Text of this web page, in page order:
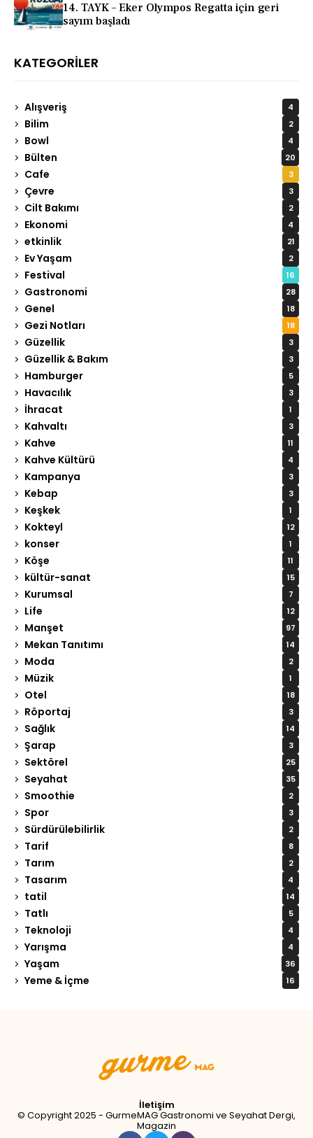
14. TAYK – Eker Olympos Regatta için geri
sayım başladı
KATEGORILER
Alışveriş 4
Bilim 2
Bowl 4
Bülten 20
Cafe 3
Çevre 3
Cilt Bakımı 2
Ekonomi 4
etkinlik 21
Ev Yaşam 2
Festival 16
Gastronomi 28
Genel 18
Gezi Notları 18
Güzellik 3
Güzellik & Bakım 3
Hamburger 5
Havacılık 3
İhracat 1
Kahvaltı 3
Kahve 11
Kahve Kültürü 4
Kampanya 3
Kebap 3
Keşkek 1
Kokteyl 12
konser 1
Köşe 11
kültür-sanat 15
Kurumsal 7
Life 12
Manşet 97
Mekan Tanıtımı 14
Moda 2
Müzik 1
Otel 18
Röportaj 3
Sağlık 14
Şarap 3
Sektörel 25
Seyahat 35
Smoothie 2
Spor 3
Sürdürülebilirlik 2
Tarif 8
Tarım 2
Tasarım 4
tatil 14
Tatlı 5
Teknoloji 4
Yarışma 4
Yaşam 36
Yeme & İçme 16
İletişim
© Copyright 2025 - GurmeMAG Gastronomi ve Seyahat Dergi,
Magazin